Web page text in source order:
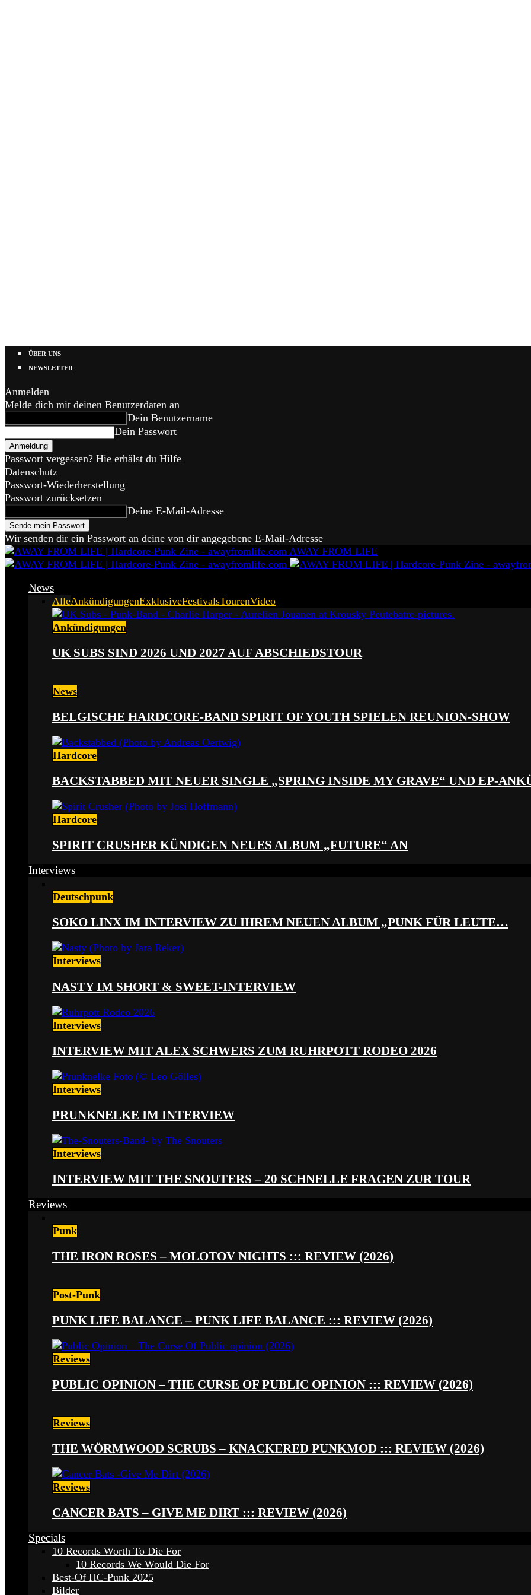
ÜBER UNS
NEWSLETTER
Anmelden
Melde dich mit deinen Benutzerdaten an
Dein Benutzername
Dein Passwort
Passwort vergessen? Hie erhälst du Hilfe
Datenschutz
Passwort-Wiederherstellung
Passwort zurücksetzen
Deine E-Mail-Adresse
Wir senden dir ein Passwort an deine von dir angegebene E-Mail-Adresse
AWAY FROM LIFE
News
AlleAnkündigungenExklusiveFestivalsTourenVideo
Ankündigungen
UK SUBS SIND 2026 UND 2027 AUF ABSCHIEDSTOUR
News
BELGISCHE HARDCORE-BAND SPIRIT OF YOUTH SPIELEN REUNION-SHOW
Hardcore
BACKSTABBED MIT NEUER SINGLE „SPRING INSIDE MY GRAVE“ UND EP-
Hardcore
SPIRIT CRUSHER KÜNDIGEN NEUES ALBUM „FUTURE“ AN
Interviews
Deutschpunk
SOKO LINX IM INTERVIEW ZU IHREM NEUEN ALBUM „PUNK FÜR LEUTE…
Interviews
NASTY IM SHORT & SWEET-INTERVIEW
Interviews
INTERVIEW MIT ALEX SCHWERS ZUM RUHRPOTT RODEO 2026
Interviews
PRUNKNELKE IM INTERVIEW
Interviews
INTERVIEW MIT THE SNOUTERS – 20 SCHNELLE FRAGEN ZUR TOUR
Reviews
Punk
THE IRON ROSES – MOLOTOV NIGHTS ::: REVIEW (2026)
Post-Punk
PUNK LIFE BALANCE – PUNK LIFE BALANCE ::: REVIEW (2026)
Reviews
PUBLIC OPINION – THE CURSE OF PUBLIC OPINION ::: REVIEW (2026)
Reviews
THE WÖRMWOOD SCRUBS – KNACKERED PUNKMOD ::: REVIEW (2026)
Reviews
CANCER BATS – GIVE ME DIRT ::: REVIEW (2026)
Specials
10 Records Worth To Die For
10 Records We Would Die For
Best-Of HC-Punk 2025
Bilder